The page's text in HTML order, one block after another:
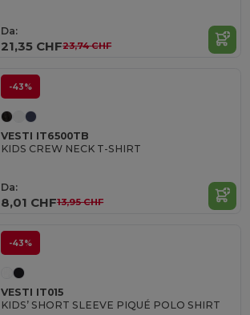
Da:
21,35 CHF23,74 CHF
-43%
VESTI IT6500TB
KIDS CREW NECK T-SHIRT
Da:
8,01 CHF13,95 CHF
-43%
VESTI IT015
KIDS’ SHORT SLEEVE PIQUÉ POLO SHIRT